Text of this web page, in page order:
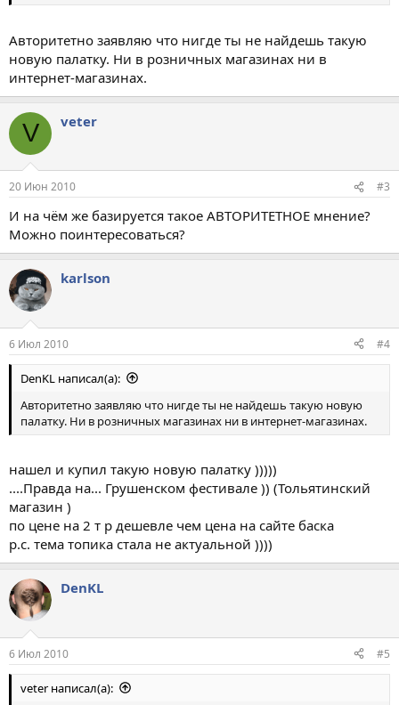
Авторитетно заявляю что нигде ты не найдешь такую
новую палатку. Ни в розничных магазинах ни в
интернет-магазинах.
V veter
20 Июн 2010 #3
И на чём же базируется такое АВТОРИТЕТНОЕ мнение?
Можно поинтересоваться?
karlson
6 Июл 2010 #4
DenKL написал(а):
Авторитетно заявляю что нигде ты не найдешь такую новую
палатку. Ни в розничных магазинах ни в интернет-магазинах.
нашел и купил такую новую палатку )))))
....Правда на... Грушенском фестивале )) (Тольятинский
магазин )
по цене на 2 т р дешевле чем цена на сайте баска
р.с. тема топика стала не актуальной ))))
DenKL
6 Июл 2010 #5
veter написал(а):